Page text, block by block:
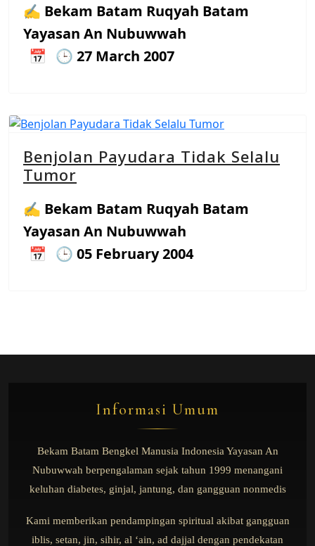
Bekam Batam Ruqyah Batam
Yayasan An Nubuwwah
27 March 2007
Benjolan Payudara Tidak Selalu
Tumor
Bekam Batam Ruqyah Batam
Yayasan An Nubuwwah
05 February 2004
Informasi Umum
Bekam Batam Bengkel Manusia Indonesia Yayasan An
Nubuwwah berpengalaman sejak tahun 1999 menangani
keluhan diabetes, ginjal, jantung, dan gangguan nonmedis
Kami memberikan pendampingan spiritual akibat gangguan
iblis, setan, jin, sihir, al ‘ain, ad dajjal dengan pendekatan